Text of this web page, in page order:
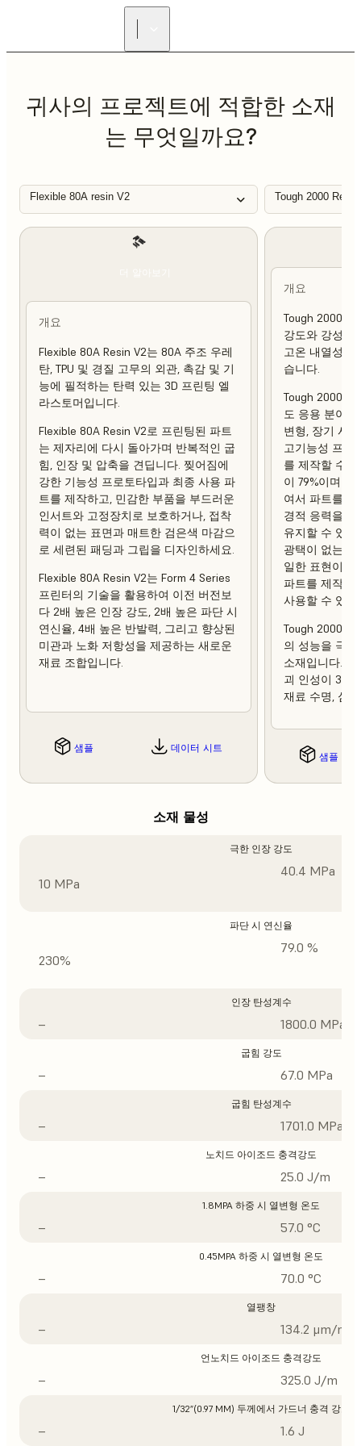
귀사의 프로젝트에 적합한 소재
는 무엇일까요?
Flexible 80A resin V2 Tough 2000
개요
Flexible 80A Resin V2는 80A 주조 우레
탄, TPU 및 경질 고무의 외관, 촉감 및 기
능에 필적하는 탄력 있는 3D 프린팅 엘
라스토머입니다.
Flexible 80A Resin V2로 프린팅된 파트
는 제자리에 다시 돌아가며 반복적인 굽
힘, 인장 및 압축을 견딥니다. 찢어짐에
강한 기능성 프로토타입과 최종 사용 파
트를 제작하고, 민감한 부품을 부드러운
인서트와 고정장치로 보호하거나, 접착
력이 없는 표면과 매트한 검은색 마감으
로 세련된 패딩과 그립을 디자인하세요.
Flexible 80A Resin V2는 Form 4 Series
프린터의 기술을 활용하여 이전 버전보
다 2배 높은 인장 강도, 2배 높은 파단 시
연신율, 4배 높은 반발력, 그리고 향상된
미관과 노화 저항성을 제공하는 새로운
재료 조합입니다.
샘플 데이터 시트
개요
Tough 2000
강도와 강성이
고온 내열성
습니다.
Tough 2000
도 응용 분야
변형, 장기 사
고기능성 프로
를 제작할 수
이 79%이며 열
여서 파트를
경적 응력을
유지할 수 있
광택이 없는
일한 표현이
파트를 제작하
사용할 수 있습
Tough 2000
의 성능을 극
소재입니다.
괴 인성이 3배
재료 수명, 심
샘플
소재 물성
극한 인장 강도
10 MPa
40.4 MPa
파단 시 연신율
230%
79.0 %
인장 탄성계수
– 1800.0 MPa
굽힘 강도
– 67.0 MPa
굽힘 탄성계수
– 1701.0 MPa
노치드 아이조드 충격강도
– 25.0 J/m
1.8MPA 하중 시 열변형 온도
– 57.0 °C
0.45MPA 하중 시 열변형 온도
– 70.0 °C
열팽창
– 134.2 μm/m/
언노치드 아이조드 충격강도
– 325.0 J/m
1/32”(0.97 MM) 두께에서 가드너 충격 강도
– 1.6 J